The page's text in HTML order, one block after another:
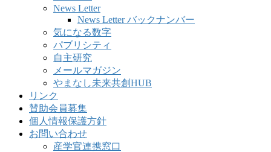
News Letter
News Letter バックナンバー
気になる数字
パブリシティ
自主研究
メールマガジン
やまなし未来共創HUB
リンク
賛助会員募集
個人情報保護方針
お問い合わせ
産学官連携窓口